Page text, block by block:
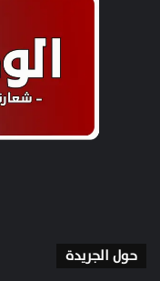
حول الجريدة